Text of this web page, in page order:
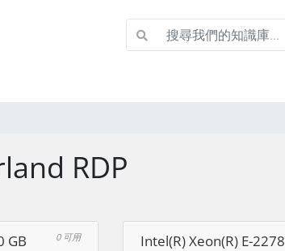
RDP
GB 0 可用 Intel(R) Xeon(R) E-